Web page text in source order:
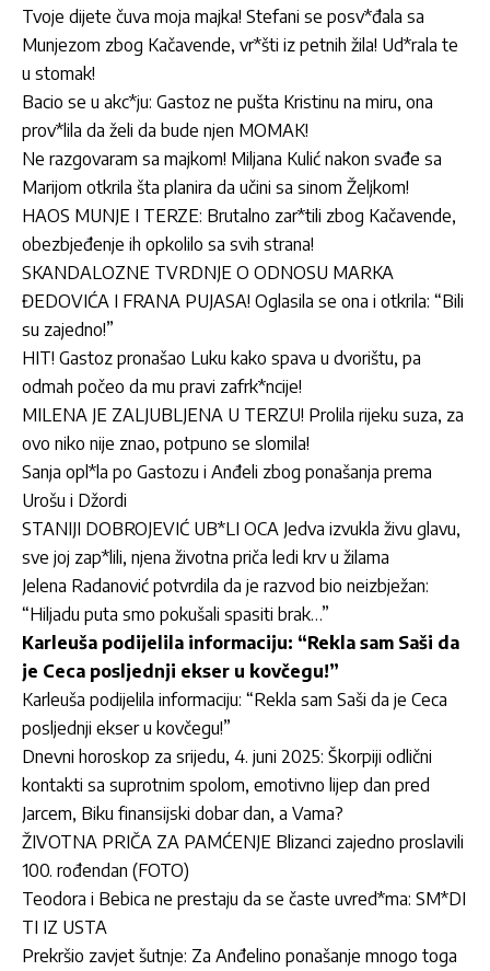
Tvoje dijete čuva moja majka! Stefani se posv*đala sa
Munjezom zbog Kačavende, vr*šti iz petnih žila! Ud*rala te
u stomak!
Bacio se u akc*ju: Gastoz ne pušta Kristinu na miru, ona
prov*lila da želi da bude njen MOMAK!
Ne razgovaram sa majkom! Miljana Kulić nakon svađe sa
Marijom otkrila šta planira da učini sa sinom Željkom!
HAOS MUNJE I TERZE: Brutalno zar*tili zbog Kačavende,
obezbjeđenje ih opkolilo sa svih strana!
SKANDALOZNE TVRDNJE O ODNOSU MARKA
ĐEDOVIĆA I FRANA PUJASA! Oglasila se ona i otkrila: “Bili
su zajedno!”
HIT! Gastoz pronašao Luku kako spava u dvorištu, pa
odmah počeo da mu pravi zafrk*ncije!
MILENA JE ZALJUBLJENA U TERZU! Prolila rijeku suza, za
ovo niko nije znao, potpuno se slomila!
Sanja opl*la po Gastozu i Anđeli zbog ponašanja prema
Urošu i Džordi
STANIJI DOBROJEVIĆ UB*LI OCA Jedva izvukla živu glavu,
sve joj zap*lili, njena životna priča ledi krv u žilama
Jelena Radanović potvrdila da je razvod bio neizbježan:
“Hiljadu puta smo pokušali spasiti brak…”
Karleuša podijelila informaciju: “Rekla sam Saši da
je Ceca posljednji ekser u kovčegu!”
Karleuša podijelila informaciju: “Rekla sam Saši da je Ceca
posljednji ekser u kovčegu!”
Dnevni horoskop za srijedu, 4. juni 2025: Škorpiji odlični
kontakti sa suprotnim spolom, emotivno lijep dan pred
Jarcem, Biku finansijski dobar dan, a Vama?
ŽIVOTNA PRIČA ZA PAMĆENJE Blizanci zajedno proslavili
100. rođendan (FOTO)
Teodora i Bebica ne prestaju da se časte uvred*ma: SM*DI
TI IZ USTA
Prekršio zavjet šutnje: Za Anđelino ponašanje mnogo toga